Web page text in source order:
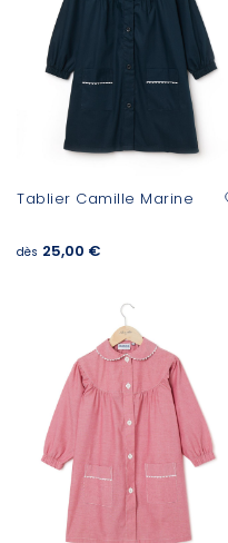
Tablier Camille Marine
dès 25,00 €